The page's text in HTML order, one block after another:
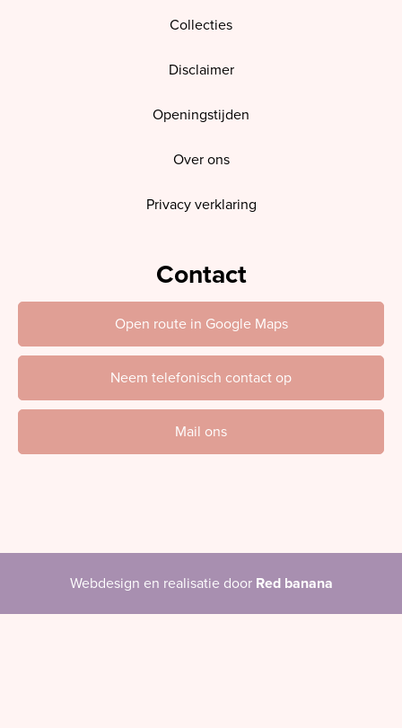
Collecties
Disclaimer
Openingstijden
Over ons
Privacy verklaring
Contact
Open route in Google Maps
Neem telefonisch contact op
Mail ons
Webdesign en realisatie door Red banana